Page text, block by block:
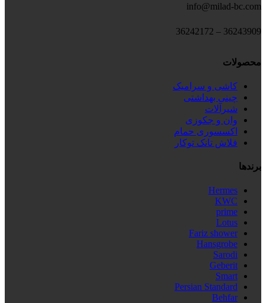
info@milad-bc.com
36243909 – 36242172
محصولات
کاشی و سرامیک
چینی بهداشتی
شیرآلات
وان و جکوزی
اکسسوری حمام
فلاش تانک توکار
برندها
Hermes
KWC
prime
Lotus
Fariz shower
Hansgrobe
Sarodi
Geberit
Smart
Persian Standard
Behfar